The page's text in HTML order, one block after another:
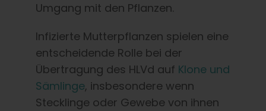
Umgang mit den Pflanzen.
Infizierte Mutterpflanzen spielen eine
entscheidende Rolle bei der
Übertragung des HLVd auf Klone und
Sämlinge, insbesondere wenn
Stecklinge oder Gewebe von ihnen